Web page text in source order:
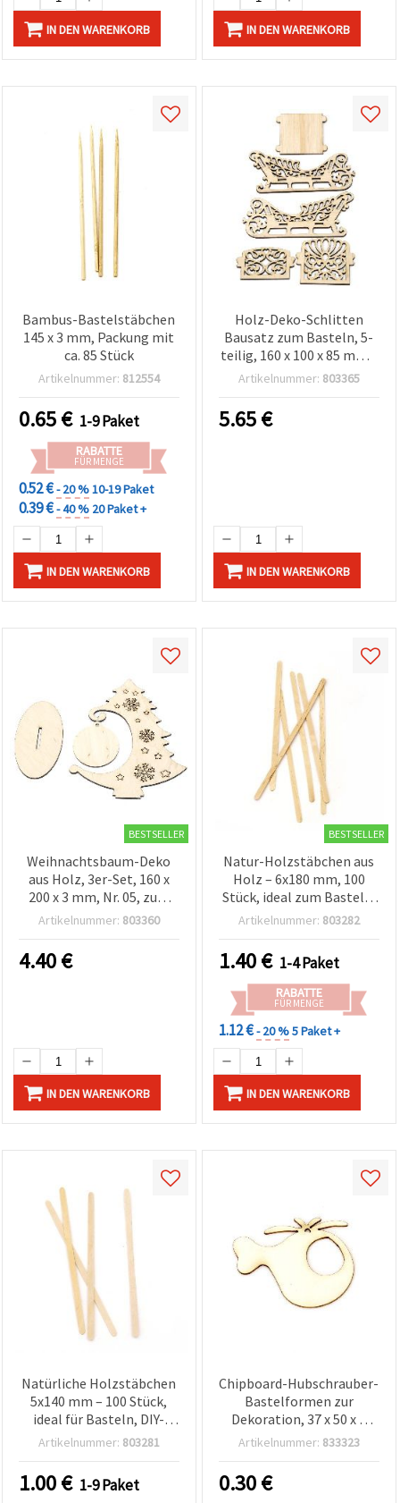
IN DEN WARENKORB IN DEN WARENKORB
Bambus-Bastelstäbchen
145 x 3 mm, Packung mit
ca. 85 Stück
Artikelnummer: 812554
0.65€ 1-9 Paket
RABATTE
FÜR MENGE
0.52 €- 20 %10-19 Paket
0.39 €- 40 % 20 Paket +
IN DEN WARENKORB
Holz-Deko-Schlitten
Bausatz zum Basteln, 5-
teilig, 160 x 100 x 85 mm –
DIY Weihnachtsdeko
Artikelnummer: 803365
5.65€
IN DEN WARENKORB
BESTSELLER
Weihnachtsbaum-Deko
aus Holz, 3er-Set, 160 x
200 x 3 mm, Nr. 05, zum
Basteln & DIY
Artikelnummer: 803360
4.40€
IN DEN WARENKORB
BESTSELLER
Natur-Holzstäbchen aus
Holz – 6x180 mm, 100
Stück, ideal zum Basteln,
Dekorieren & für kreative
Artikelnummer: 803282
1.40€ 1-4 Paket
RABATTE
FÜR MENGE
1.12 €- 20 %5 Paket +
IN DEN WARENKORB
Natürliche Holzstäbchen
5x140 mm – 100 Stück,
ideal für Basteln, DIY-
Projekte & kreative
Artikelnummer: 803281
1.00€ 1-9 Paket
Chipboard-Hubschrauber-
Bastelformen zur
Dekoration, 37 x 50 x 1
mm – 2 Stück (zum
Artikelnummer: 833323
0.30€